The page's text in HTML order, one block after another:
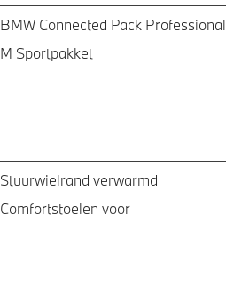
BMW Connected Pack Professional
M Sportpakket
Stuurwielrand verwarmd
Comfortstoelen voor